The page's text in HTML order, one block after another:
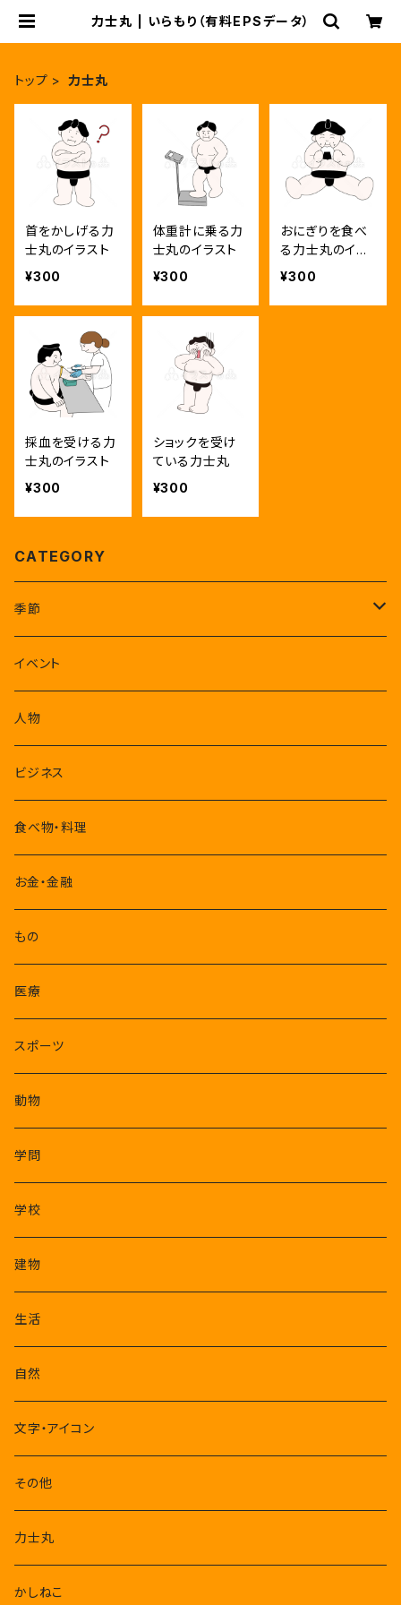
力士丸 | いらもり（有料EPSデータ）
トップ 力士丸
首をかしげる力
士丸のイラスト
¥300
体重計に乗る力
士丸のイラスト
¥300
おにぎりを食べ
る力士丸のイラ
スト
¥300
採血を受ける力
士丸のイラスト
¥300
ショックを受け
ている力士丸
¥300
CATEGORY
季節
1-3月
4-6月
7-9月
10-12月
イベント
人物
ビジネス
食べ物・料理
お金・金融
もの
医療
スポーツ
動物
学問
学校
建物
生活
自然
文字・アイコン
その他
力士丸
かしねこ